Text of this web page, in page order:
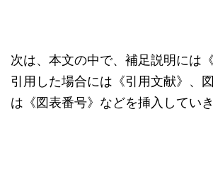
次は、本文の中で、補足説明には
引用した場合には《引用文献》、
は《図表番号》などを挿入していき